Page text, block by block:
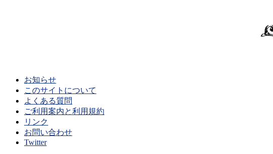
お知らせ
このサイトについて
よくある質問
ご利用案内と利用規約
リンク
お問い合わせ
Twitter